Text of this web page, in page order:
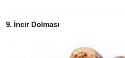
9. İncir Dolması